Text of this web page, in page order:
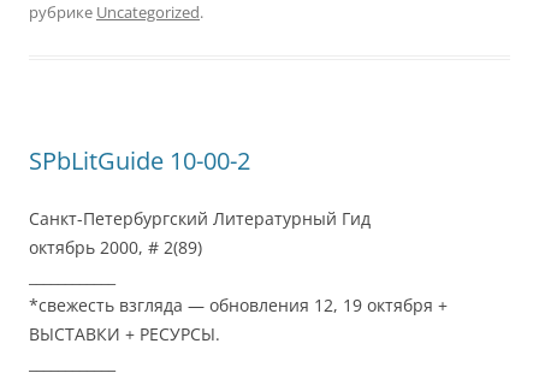
рубрике Uncategorized.
SPbLitGuide 10-00-2
Санкт-Петербургский Литературный Гид
октябрь 2000, # 2(89)
*свежесть взгляда — обновления 12, 19 октября +
ВЫСТАВКИ + РЕСУРСЫ.